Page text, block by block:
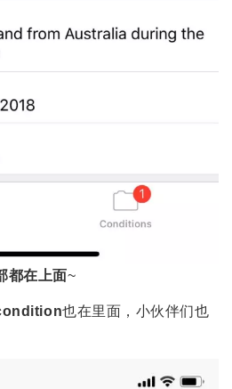
都在上面~
也在里面，小伙伴们也